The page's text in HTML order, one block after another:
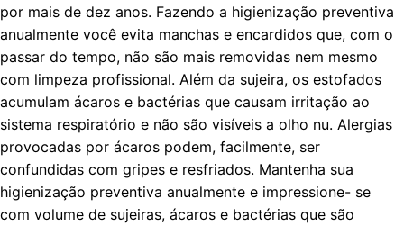
por mais de dez anos. Fazendo a higienização preventiva
anualmente você evita manchas e encardidos que, com o
passar do tempo, não são mais removidas nem mesmo
com limpeza profissional. Além da sujeira, os estofados
acumulam ácaros e bactérias que causam irritação ao
sistema respiratório e não são visíveis a olho nu. Alergias
provocadas por ácaros podem, facilmente, ser
confundidas com gripes e resfriados. Mantenha sua
higienização preventiva anualmente e impressione- se
com volume de sujeiras, ácaros e bactérias que são